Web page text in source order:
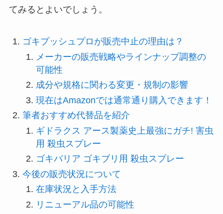
てみるとよいでしょう。
ゴキプッシュプロが販売中止の理由は？
メーカーの販売戦略やラインナップ調整の
可能性
成分や規格に関わる変更・規制の影響
現在はAmazonでは通常通り購入できます！
筆者おすすめ代替品を紹介
ギドラクス アース製薬史上最強にガチ! 害虫
用 殺虫スプレー
ゴキバリア ゴキブリ用 殺虫スプレー
今後の販売状況について
在庫状況と入手方法
リニューアル品の可能性